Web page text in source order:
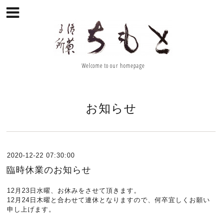
Welcome to our homepage
お知らせ
2020-12-22 07:30:00
臨時休業のお知らせ
12月23日水曜、お休みをさせて頂きます。
12月24日木曜と合わせて連休となりますので、何卒宜しくお願い
申し上げます。